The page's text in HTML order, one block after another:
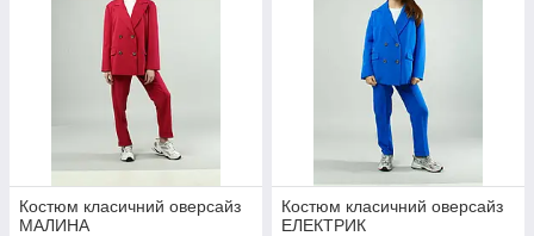
Костюм класичний оверсайз
МАЛИНА
Костюм класичний оверсайз
ЕЛЕКТРИК